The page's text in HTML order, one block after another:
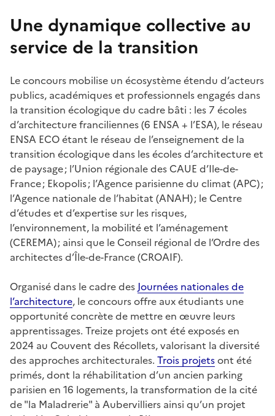
Une dynamique collective au
service de la transition
Le concours mobilise un écosystème étendu d’acteurs
publics, académiques et professionnels engagés dans
la transition écologique du cadre bâti : les 7 écoles
d’architecture franciliennes (6 ENSA + l’ESA), le réseau
ENSA ECO étant le réseau de l’enseignement de la
transition écologique dans les écoles d’architecture et
de paysage ; l’Union régionale des CAUE d’Ile-de-
France ; Ekopolis ; l’Agence parisienne du climat (APC) ;
l’Agence nationale de l’habitat (ANAH) ; le Centre
d’études et d’expertise sur les risques,
l’environnement, la mobilité et l’aménagement
(CEREMA) ; ainsi que le Conseil régional de l’Ordre des
architectes d’Île-de-France (CROAIF).
Organisé dans le cadre des Journées nationales de
l’architecture, le concours offre aux étudiants une
opportunité concrète de mettre en œuvre leurs
apprentissages. Treize projets ont été exposés en
2024 au Couvent des Récollets, valorisant la diversité
des approches architecturales. Trois projetsont été
primés, dont la réhabilitation d’un ancien parking
parisien en 16 logements, la transformation de la cité
de "la Maladrerie" à Aubervilliers ainsi qu’un projet